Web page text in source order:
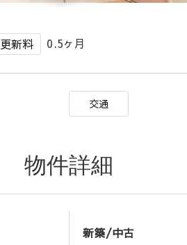
更新料 0.5ヶ月
交通
物件詳細
新築/中古